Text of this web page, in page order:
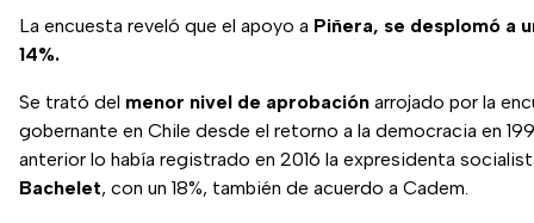
La encuesta reveló que el apoyo a Piñera, se desplomó a
14%.
Se trató del menor nivel de aprobación arrojado por la
gobernante en Chile desde el retorno a la democracia en
anterior lo había registrado en 2016 la expresidenta
Bachelet, con un 18%, también de acuerdo a Cadem.